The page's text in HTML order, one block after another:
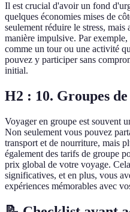
Il est crucial d'avoir un fond
quelques économies mises de
seulement réduire le stress,
manière impulsive. Par
comme un tour ou une activité
pouvez y participer sans
initial.
H2 : 10. Groupes de
Voyager en groupe est souvent
Non seulement vous pouvez
transport et de nourriture, mais
également des tarifs de groupe
prix global de votre voyage.
significatives, et en plus, vous
expériences mémorables avec